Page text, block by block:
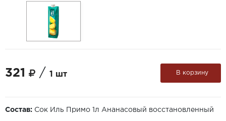
321 / 1 шт В корзину
Состав: Сок Иль Примо 1л Ананасовый восстановленный